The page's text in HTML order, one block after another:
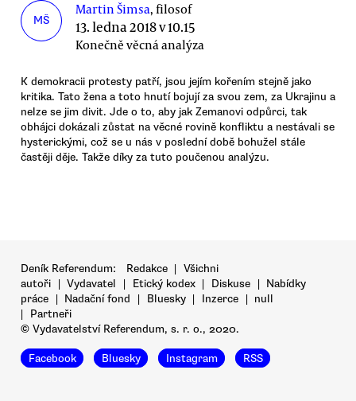
MŠ
Martin Šimsa, filosof
13. ledna 2018 v 10.15
Konečně věcná analýza
K demokracii protesty patří, jsou jejím kořením stejně jako
kritika. Tato žena a toto hnutí bojují za svou zem, za Ukrajinu a
nelze se jim divit. Jde o to, aby jak Zemanovi odpůrci, tak
obhájci dokázali zůstat na věcné rovině konfliktu a nestávali se
hysterickými, což se u nás v poslední době bohužel stále
častěji děje. Takže díky za tuto poučenou analýzu.
Deník Referendum: Redakce | Všichni
autoři | Vydavatel | Etický kodex | Diskuse | Nabídky
práce | Nadační fond | Bluesky | Inzerce | null
|
Partneři
© Vydavatelství Referendum, s. r. o., 2020.
Facebook Bluesky Instagram RSS